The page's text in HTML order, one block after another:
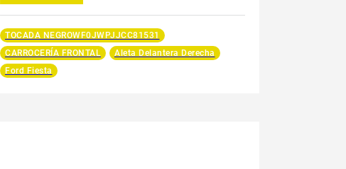
TOCADA NEGROWF0JWPJJCC81531
CARROCERÍA FRONTAL
Aleta Delantera Derecha
Ford Fiesta